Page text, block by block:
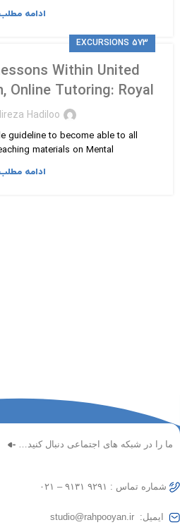
ادامه
EXCURSIONS 573
Within United
Online Tutoring: Royal
Hadiloo
guideline to become able to all
materials on Mental...
ادامه
ما را در شبکه های اجتماعی دنبال کنید…
شماره تماس : ۹۲۹۱ ۹۱۳۱ – ۰۲۱
ایمیل: studio@rahpooyan.ir